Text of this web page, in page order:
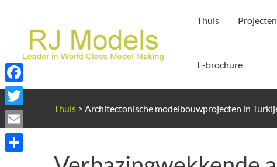
inhoud
Thuis Projecten
E-brochure
Thuis > Architectonische modelbouwprojecten in
Facebook
Twitter
Email